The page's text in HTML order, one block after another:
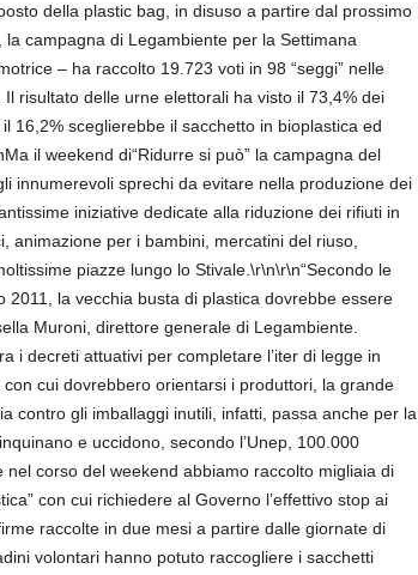
della plastic bag, in disuso a partire dal prossimo
la campagna di Legambiente per la Settimana
– ha raccolto 19.723 voti in 98 “seggi” nelle
risultato delle urne elettorali ha visto il 73,4% dei
16,2% sceglierebbe il sacchetto in bioplastica ed
il weekend di“Ridurre si può” la campagna del
innumerevoli sprechi da evitare nella produzione dei
iniziative dedicate alla riduzione dei rifiuti in
animazione per i bambini, mercatini del riuso,
piazze lungo lo Stivale.\r\n\r\n“Secondo le
la vecchia busta di plastica dovrebbe essere
Muroni, direttore generale di Legambiente.
i decreti attuativi per completare l’iter di legge in
cui dovrebbero orientarsi i produttori, la grande
contro gli imballaggi inutili, infatti, passa anche per la
e uccidono, secondo l’Unep, 100.000
nel corso del weekend abbiamo raccolto migliaia di
con cui richiedere al Governo l’effettivo stop ai
raccolte in due mesi a partire dalle giornate di
volontari hanno potuto raccogliere i sacchetti